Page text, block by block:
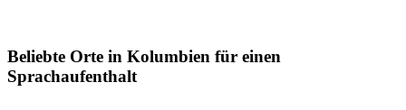
Beliebte Orte in Kolumbien für einen
Sprachaufenthalt